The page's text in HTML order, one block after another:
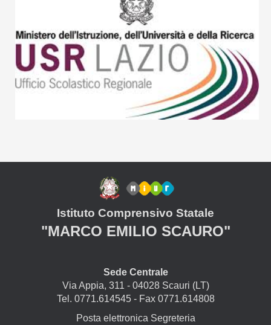
Istituto Comprensivo Statale
"MARCO EMILIO SCAURO"
Sede Centrale
Via Appia, 311 - 04028 Scauri (LT)
Tel. 0771.614545 - Fax 0771.614808
Posta elettronica Segreteria